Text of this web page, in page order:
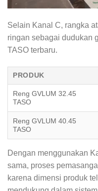
Selain Kanal C, rangka
ringan sebagai dudukan
TASO terbaru.
PRODUK
Reng GVLUM 32.45
TASO
Reng GVLUM 40.45
TASO
Dengan menggunakan
sama, proses
karena dimensi produk